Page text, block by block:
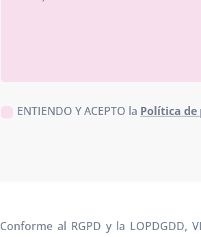
ENTIENDO Y ACEPTO la Política
Conforme al RGPD y la LOPDGDD,